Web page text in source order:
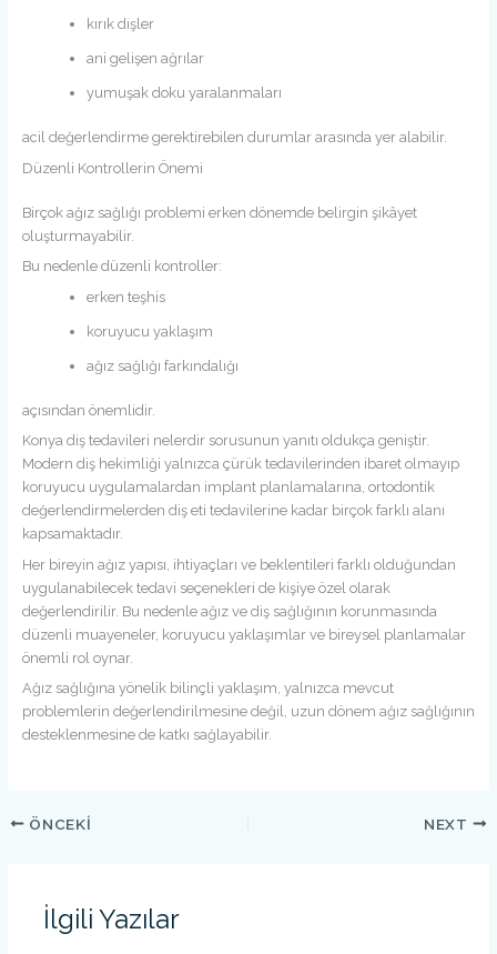
kırık dişler
ani gelişen ağrılar
yumuşak doku yaralanmaları
acil değerlendirme gerektirebilen durumlar arasında yer alabilir.
Düzenli Kontrollerin Önemi
Birçok ağız sağlığı problemi erken dönemde belirgin şikâyet
oluşturmayabilir.
Bu nedenle düzenli kontroller:
erken teşhis
koruyucu yaklaşım
ağız sağlığı farkındalığı
açısından önemlidir.
Konya diş tedavileri nelerdir sorusunun yanıtı oldukça geniştir.
Modern diş hekimliği yalnızca çürük tedavilerinden ibaret olmayıp
koruyucu uygulamalardan implant planlamalarına, ortodontik
değerlendirmelerden diş eti tedavilerine kadar birçok farklı alanı
kapsamaktadır.
Her bireyin ağız yapısı, ihtiyaçları ve beklentileri farklı olduğundan
uygulanabilecek tedavi seçenekleri de kişiye özel olarak
değerlendirilir. Bu nedenle ağız ve diş sağlığının korunmasında
düzenli muayeneler, koruyucu yaklaşımlar ve bireysel planlamalar
önemli rol oynar.
Ağız sağlığına yönelik bilinçli yaklaşım, yalnızca mevcut
problemlerin değerlendirilmesine değil, uzun dönem ağız sağlığının
desteklenmesine de katkı sağlayabilir.
ÖNCEKI NEXT
İlgili Yazılar